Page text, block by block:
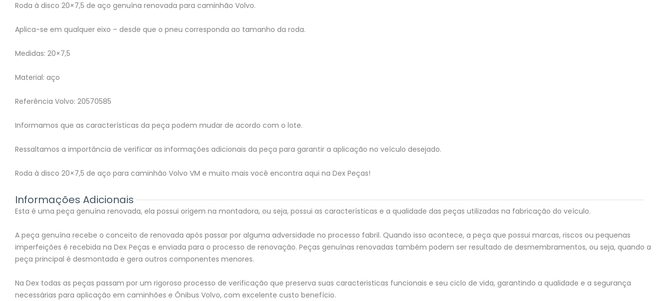
Roda à disco 20×7,5 de aço genuína renovada para caminhão Volvo.
Aplica-se em qualquer eixo – desde que o pneu corresponda ao tamanho da roda.
Medidas: 20×7,5
Material: aço
Referência Volvo: 20570585
Informamos que as características da peça podem mudar de acordo com o lote.
Ressaltamos a importância de verificar as informações adicionais da peça para garantir a aplicação no veículo desejado.
Roda à disco 20×7,5 de aço para caminhão Volvo VM e muito mais você encontra aqui na Dex Peças!
Informações Adicionais
Esta é uma peça genuína renovada, ela possui origem na montadora, ou seja, possui as características e a qualidade das peças utilizadas na fabricação do veículo.
A peça genuína recebe o conceito de renovada após passar por alguma adversidade no processo fabril. Quando isso acontece, a peça que possui marcas, riscos ou pequenas
imperfeições é recebida na Dex Peças e enviada para o processo de renovação. Peças genuínas renovadas também podem ser resultado de desmembramentos, ou seja, quando a
peça principal é desmontada e gera outros componentes menores.
Na Dex todas as peças passam por um rigoroso processo de verificação que preserva suas caracteristicas funcionais e seu ciclo de vida, garantindo a qualidade e a segurança
necessárias para aplicação em caminhões e Ônibus Volvo, com excelente custo benefício.